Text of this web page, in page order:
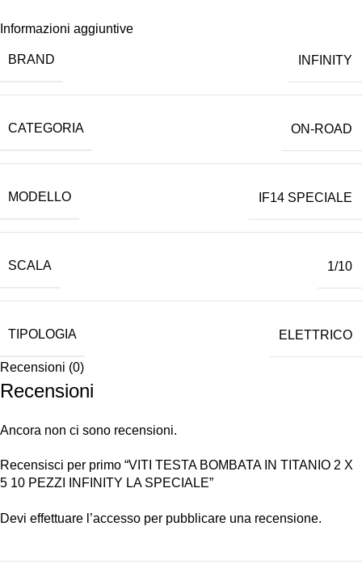
Informazioni aggiuntive
BRAND INFINITY
CATEGORIA ON-ROAD
MODELLO IF14 SPECIALE
SCALA 1/10
TIPOLOGIA ELETTRICO
Recensioni (0)
Recensioni
Ancora non ci sono recensioni.
Recensisci per primo “VITI TESTA BOMBATA IN TITANIO 2 X
5 10 PEZZI INFINITY LA SPECIALE”
Devi effettuare l’accesso per pubblicare una recensione.